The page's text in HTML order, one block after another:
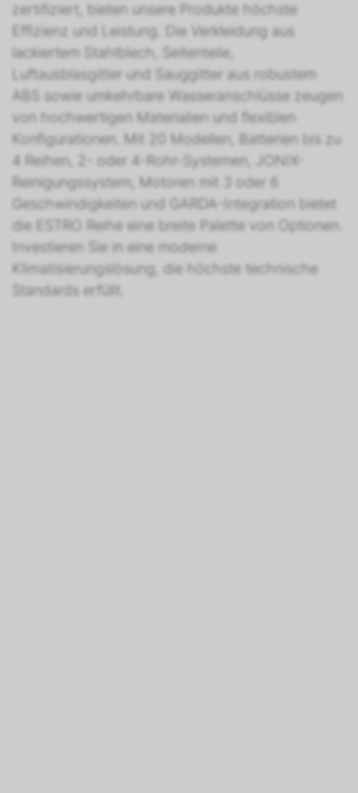
zertifiziert, bieten unsere Produkte höchste
Effizienz und Leistung. Die Verkleidung aus
lackiertem Stahlblech, Seitenteile,
Luftausblasgitter und Sauggitter aus robustem
ABS sowie umkehrbare Wasseranschlüsse zeugen
von hochwertigen Materialien und flexiblen
Konfigurationen. Mit 20 Modellen, Batterien bis zu
4 Reihen, 2- oder 4-Rohr-Systemen, JONIX-
Reinigungssystem, Motoren mit 3 oder 6
Geschwindigkeiten und GARDA-Integration bietet
die ESTRO Reihe eine breite Palette von Optionen.
Investieren Sie in eine moderne
Klimatisierungslösung, die höchste technische
Standards erfüllt.